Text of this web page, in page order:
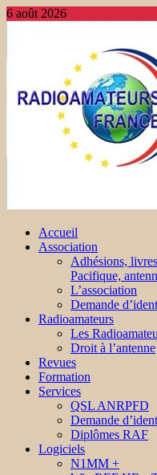
6 août 2026
Accueil
Association
Adhésions,
Pacifique,
L’association
Demande
Radioamateurs
Les
Droit à l’antenne
Revues
Formation
Services
QSL ANRPFD
Demande
Diplômes RAF
Logiciels
N1MM +